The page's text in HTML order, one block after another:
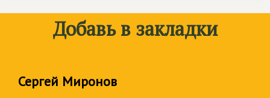
Добавь в закладки
Сергей Миронов